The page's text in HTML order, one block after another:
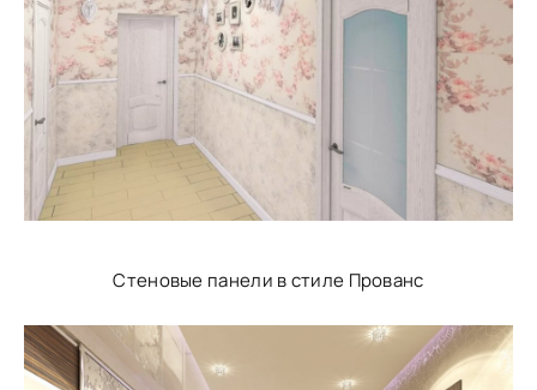
Стеновые панели в стиле Прованс